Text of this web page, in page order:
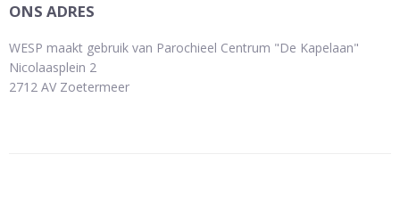
ONS ADRES
WESP maakt gebruik van Parochieel Centrum "De Kapelaan"
Nicolaasplein 2
2712 AV Zoetermeer